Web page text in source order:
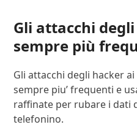
Gli attacchi
sempre più
Gli attacchi degli hacker
sempre piu’ frequenti e
raffinate per rubare i dati
telefonino.